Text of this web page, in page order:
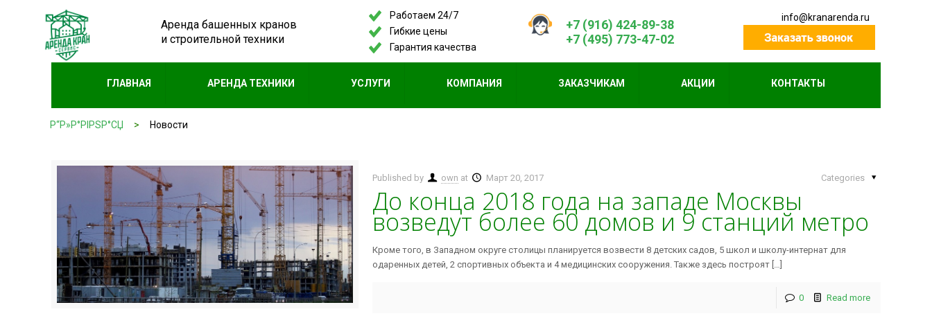
Аренда башенных кранов
и строительной техники
Работаем 24/7
Гибкие цены
Гарантия качества
+7 (916) 424-89-38
+7 (495) 773-47-02
info@kranarenda.ru
ГЛАВНАЯ АРЕНДА ТЕХНИКИ УСЛУГИ КОМПАНИЯ ЗАКАЗЧИКАМ АКЦИИ КОНТАКТЫ
Р“Р»Р°РІРЅР°СЏ > Новости
Published by own at Март 20, 2017 Categories
До конца 2018 года на западе Москвы
возведут более 60 домов и 9 станций метро
Кроме того, в Западном округе столицы планируется возвести 8 детских садов, 5 школ и школу-интернат для
одаренных детей, 2 спортивных объекта и 4 медицинских сооружения. Также здесь построят […]
0 Read more